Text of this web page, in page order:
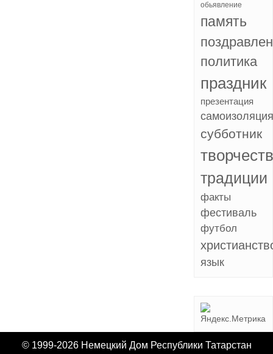
обьявление
память
политика
праздник
презентация
субботник
традиции
факты
фестиваль
футбол
язык
© 1999-2026 Немецкий Дом Республики Татарстан